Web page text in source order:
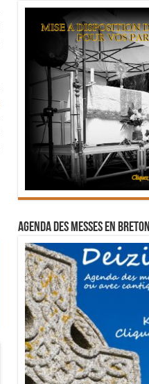
Agenda des messes en breton